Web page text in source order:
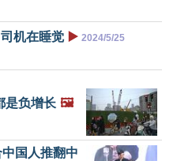
机在睡觉 ▶️ 2024/5/25
是负增长 🖼️
国人推翻中